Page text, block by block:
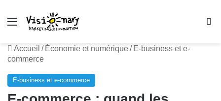
Menu
Accueil / Économie et numérique/ E-business et e-
commerce
E-business et e-commerce